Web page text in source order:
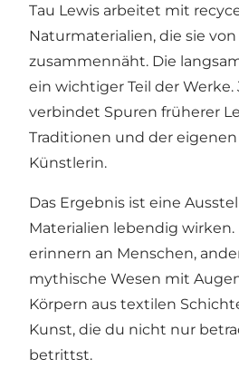
Tau Lewis arbeitet mit
Naturmaterialien, die sie von
zusammennäht. Die
ein wichtiger Teil der Werke.
verbindet Spuren früherer
Traditionen und der
Künstlerin.
Das Ergebnis ist eine
Materialien lebendig
erinnern an Menschen,
mythische Wesen mit
Körpern aus textilen
Kunst, die du nicht nur
betrittst.